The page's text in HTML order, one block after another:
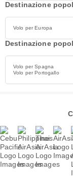
Destinazione
Volo per Europa
Destinazione
Volo per Spagna
Volo per Portogallo